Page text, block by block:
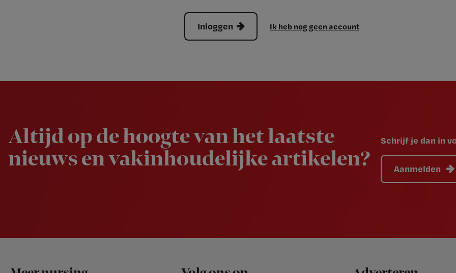
Inloggen Ik heb nog geen account
Altijd op de hoogte van het laatste
nieuws en vakinhoudelijke artikelen?
Schrijf je dan in
Aanmelden